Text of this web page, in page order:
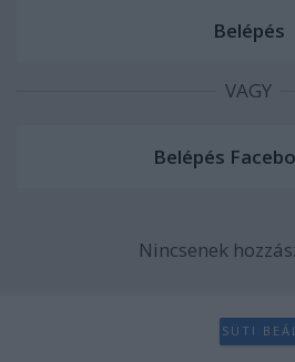
VAGY
Nincsenek
SÜTI